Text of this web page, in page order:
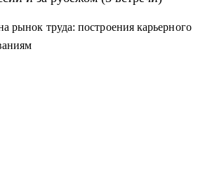
рынок труда: построения карьерного